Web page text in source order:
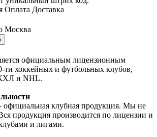
Оплата Доставка
Москва
официальным лицензионным
ти хоккейных и футбольных клубов,
и NHL.
официальная клубная продукция. Мы не
продукция производится по лицензии и
и лигами.